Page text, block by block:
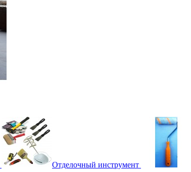
Отделочный инструмент